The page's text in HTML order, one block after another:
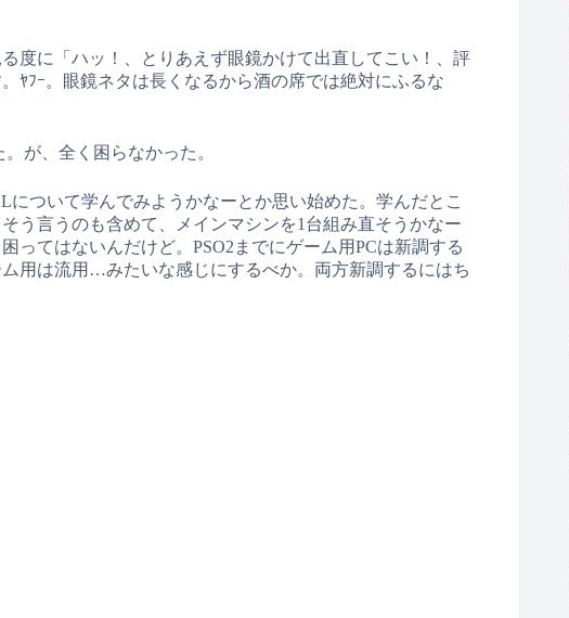
度に「ハッ！、とりあえず眼鏡かけて出直してこい！、評
ﾔﾌｰ。眼鏡ネタは長くなるから酒の席では絶対にふるな
。が、全く困らなかった。
ついて学んでみようかなーとか思い始めた。学んだとこ
う言うのも含めて、メインマシンを1台組み直そうかなー
ってはないんだけど。PSO2までにゲーム用PCは新調する
用は流用…みたいな感じにするべか。両方新調するにはち